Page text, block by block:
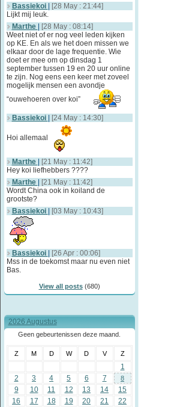
Bassiekoi
[28 May : 21:44]
Lijkt mij leuk.
Marthe
[28 May : 08:14]
Weet niet of er nog veel leden kijken
op KE. En als we het doen missen we
elkaar door de lage frequentie. Wie
doet er mee om op dinsdag 1
september tussen 19 en 20 uur online
te zijn. Nog eens een keer met zoveel
mogelijk mensen een avondje
“ouwehoeren over koi”
Bassiekoi [24 May : 14:30]
Hoi allemaal
Marthe
[21 May : 11:42]
Hey koi liefhebbers ????
Marthe
[21 May : 11:42]
Wordt China ook in koiland de
grootste?
Bassiekoi
[03 May : 10:43]
Bassiekoi
[26 Apr : 00:06]
Mss in de toekomst maar nu even niet
Bas.
View all posts(680)
2026 Augustus
Geen gebeurtenissen deze maand.
Z M D W D V Z
1
2
3 4 5 6 7 8
9 10 11 12 13 14
15
16
17 18 19 20 21
22